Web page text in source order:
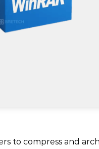
to compress and